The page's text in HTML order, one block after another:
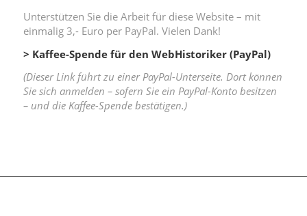
Unterstützen Sie die Arbeit für diese Website – mit
einmalig 3,- Euro per PayPal. Vielen Dank!
> Kaffee-Spende für den WebHistoriker (PayPal)
(Dieser Link führt zu einer PayPal-Unterseite. Dort können
Sie sich anmelden – sofern Sie ein PayPal-Konto besitzen
– und die Kaffee-Spende bestätigen.)